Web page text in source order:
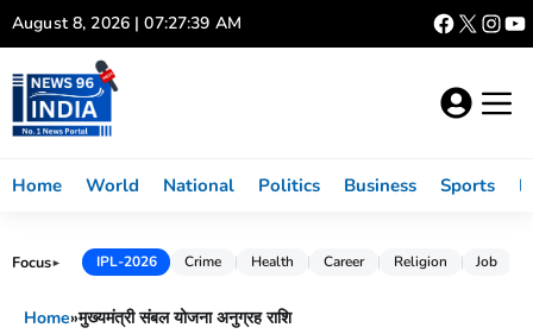
Skip
to
content
August 8, 2026 | 07:27:39 AM
Home World National Politics Business Sports
Focus► IPL-2026 Crime Health Career Religion Job
Home»मुख्यमंत्री संबल योजना अनुग्रह राशि